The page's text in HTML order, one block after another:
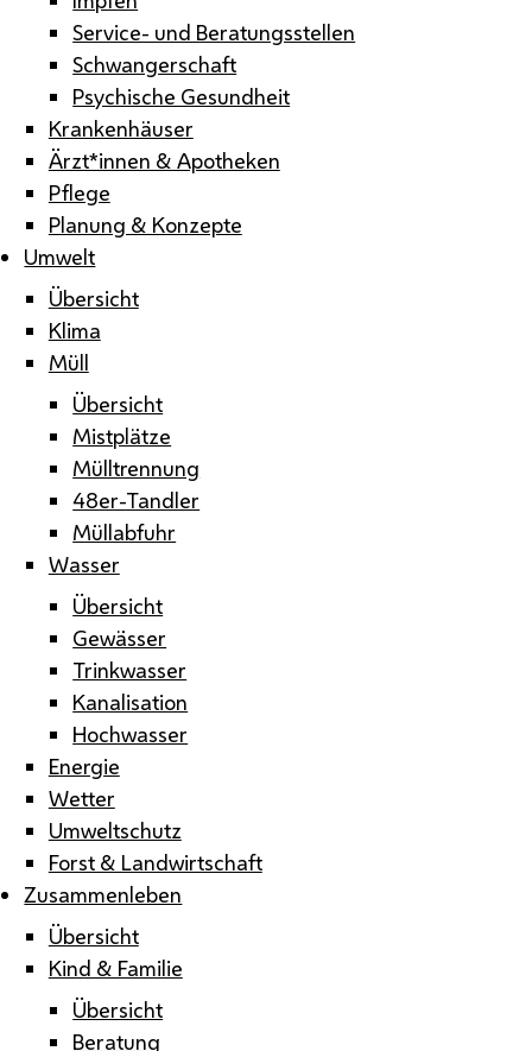
Service- und Beratungsstellen
Schwangerschaft
Psychische Gesundheit
Krankenhäuser
Ärzt*innen & Apotheken
Pflege
Planung & Konzepte
Umwelt
Übersicht
Klima
Müll
Übersicht
Mistplätze
Mülltrennung
48er-Tandler
Müllabfuhr
Wasser
Übersicht
Gewässer
Trinkwasser
Kanalisation
Hochwasser
Energie
Wetter
Umweltschutz
Forst & Landwirtschaft
Zusammenleben
Übersicht
Kind & Familie
Übersicht
Beratung